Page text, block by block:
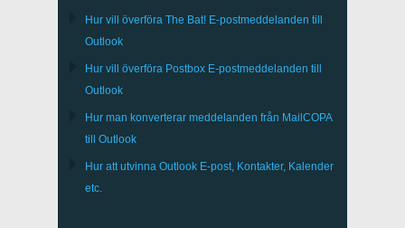
Hur vill överföra The Bat! E-postmeddelanden till
Outlook
Hur vill överföra Postbox E-postmeddelanden till
Outlook
Hur man konverterar meddelanden från MailCOPA
till Outlook
Hur att utvinna Outlook E-post, Kontakter, Kalender
etc.